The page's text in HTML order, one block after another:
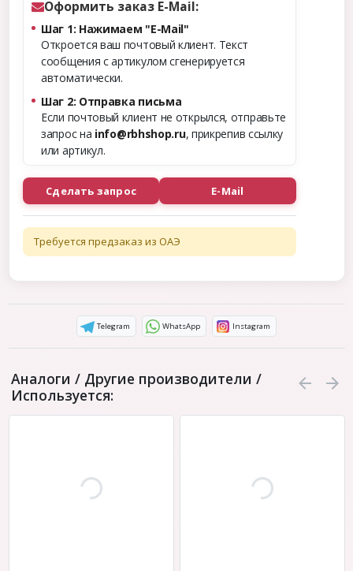
Оформить заказ E-Mail:
Шаг 1: Нажимаем "E-Mail"
Откроется ваш почтовый клиент. Текст
сообщения с артикулом сгенерируется
автоматически.
Шаг 2: Отправка письма
Если почтовый клиент не открылся, отправьте
запрос на info@rbhshop.ru, прикрепив ссылку
или артикул.
Сделать запрос E-Mail
Требуется предзаказ из ОАЭ
Telegram WhatsApp Instagram
Аналоги / Другие производители /
Используется: